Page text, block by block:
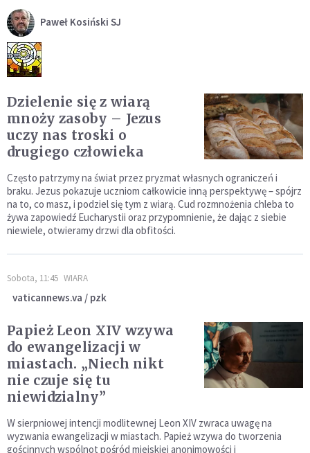
Paweł Kosiński SJ
Dzielenie się z wiarą
mnoży zasoby – Jezus
uczy nas troski o
drugiego człowieka
Często patrzymy na świat przez pryzmat własnych ograniczeń i
braku. Jezus pokazuje uczniom całkowicie inną perspektywę – spójrz
na to, co masz, i podziel się tym z wiarą. Cud rozmnożenia chleba to
żywa zapowiedź Eucharystii oraz przypomnienie, że dając z siebie
niewiele, otwieramy drzwi dla obfitości.
Sobota, 11:45 WIARA
vaticannews.va / pzk
Papież Leon XIV wzywa
do ewangelizacji w
miastach. „Niech nikt
nie czuje się tu
niewidzialny”
W sierpniowej intencji modlitewnej Leon XIV zwraca uwagę na
wyzwania ewangelizacji w miastach. Papież wzywa do tworzenia
gościnnych wspólnot pośród miejskiej anonimowości i